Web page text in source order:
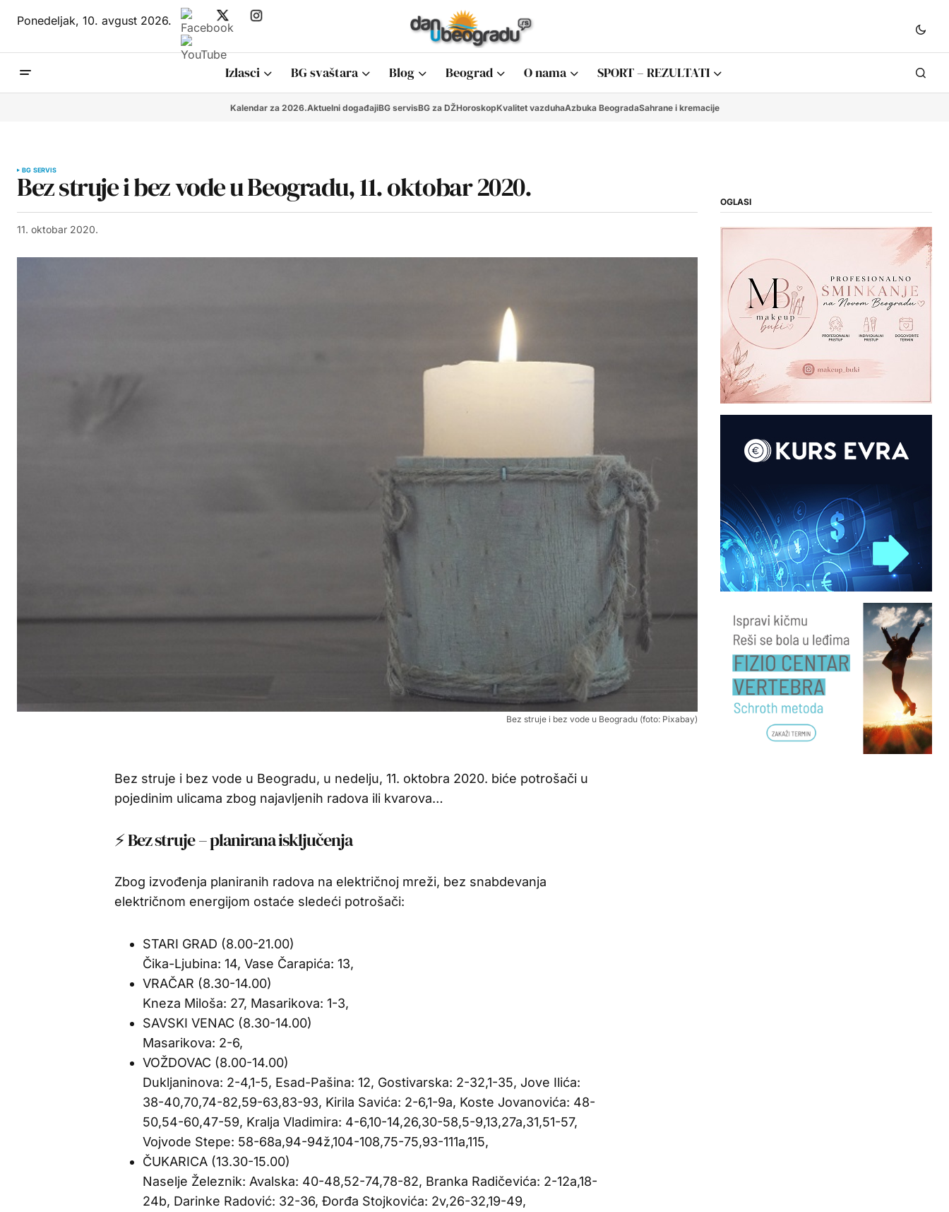
Ponedeljak, 10. avgust 2026.
Izlasci BG svaštara Blog Beograd O nama SPORT – REZULTATI
Kalendar za 2026.Aktuelni događajiBG servisBG za DŽHoroskopKvalitet vazduhaAzbuka BeogradaSahrane i kremacije
BG SERVIS
Bez struje i bez vode u Beogradu, 11. oktobar 2020.
11. oktobar 2020.
Bez struje i bez vode u Beogradu (foto: Pixabay)
Bez struje i bez vode u Beogradu, u nedelju, 11. oktobra 2020. biće potrošači u
pojedinim ulicama zbog najavljenih radova ili kvarova…
⚡ Bez struje – planirana isključenja
Zbog izvođenja planiranih radova na električnoj mreži, bez snabdevanja
električnom energijom ostaće sledeći potrošači:
STARI GRAD (8.00-21.00)
Čika-Ljubina: 14, Vase Čarapića: 13,
VRAČAR (8.30-14.00)
Kneza Miloša: 27, Masarikova: 1-3,
SAVSKI VENAC (8.30-14.00)
Masarikova: 2-6,
VOŽDOVAC (8.00-14.00)
Dukljaninova: 2-4,1-5, Esad-Pašina: 12, Gostivarska: 2-32,1-35, Jove Ilića:
38-40,70,74-82,59-63,83-93, Kirila Savića: 2-6,1-9a, Koste Jovanovića: 48-
50,54-60,47-59, Kralja Vladimira: 4-6,10-14,26,30-58,5-9,13,27a,31,51-57,
Vojvode Stepe: 58-68a,94-94ž,104-108,75-75,93-111a,115,
ČUKARICA (13.30-15.00)
Naselje Železnik: Avalska: 40-48,52-74,78-82, Branka Radičevića: 2-12a,18-
24b, Darinke Radović: 32-36, Đorđa Stojkovića: 2v,26-32,19-49,
OGLASI